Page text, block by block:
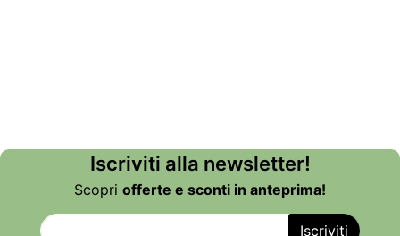
Iscriviti alla newsletter!
Scopri offerte e sconti in anteprima!